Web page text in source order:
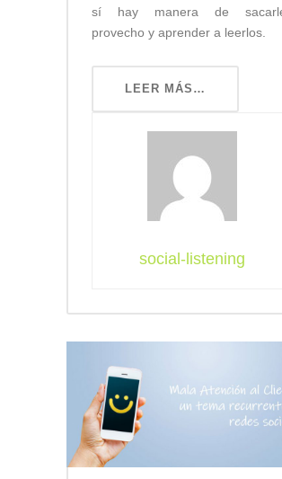
sí hay manera de
provecho y aprender a leerlos.
LEER MÁS…
social-listening